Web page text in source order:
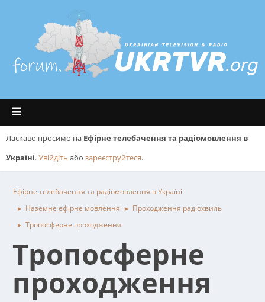
Ласкаво просимо на Ефірне телебачення та радіомовлення в
Україні.Увійдіть або зареєструйтеся.
Ефірне телебачення та радіомовлення в Україні
► Наземне ефірне мовлення ► Проходження радіохвиль
► Тропосферне проходження
Тропосферне
проходження